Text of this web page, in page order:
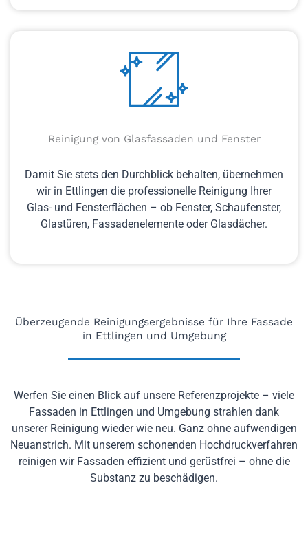
Reinigung von Glasfassaden und Fenster
Damit Sie stets den Durchblick behalten, übernehmen
wir in Ettlingen die professionelle Reinigung Ihrer
Glas- und Fensterflächen – ob Fenster, Schaufenster,
Glastüren, Fassadenelemente oder Glasdächer.
Überzeugende Reinigungsergebnisse für Ihre Fassade
in Ettlingen und Umgebung
Werfen Sie einen Blick auf unsere Referenzprojekte – viele
Fassaden in Ettlingen und Umgebung strahlen dank
unserer Reinigung wieder wie neu. Ganz ohne aufwendigen
Neuanstrich. Mit unserem schonenden Hochdruckverfahren
reinigen wir Fassaden effizient und gerüstfrei – ohne die
Substanz zu beschädigen.